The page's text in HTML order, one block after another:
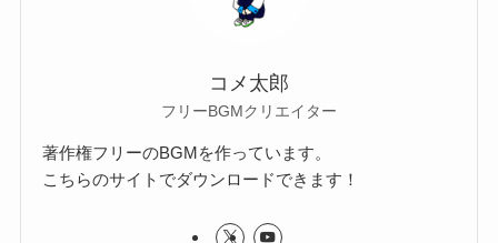
コメ太郎
フリーBGMクリエイター
著作権フリーのBGMを作っています。
こちらのサイトでダウンロードできます！